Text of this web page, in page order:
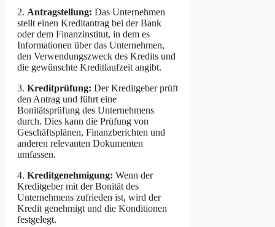
2. Antragstellung: Das Unternehmen
stellt einen Kreditantrag bei der Bank
oder dem Finanzinstitut, in dem es
Informationen über das Unternehmen,
den Verwendungszweck des Kredits und
die gewünschte Kreditlaufzeit angibt.
3. Kreditprüfung: Der Kreditgeber prüft
den Antrag und führt eine
Bonitätsprüfung des Unternehmens
durch. Dies kann die Prüfung von
Geschäftsplänen, Finanzberichten und
anderen relevanten Dokumenten
umfassen.
4. Kreditgenehmigung: Wenn der
Kreditgeber mit der Bonität des
Unternehmens zufrieden ist, wird der
Kredit genehmigt und die Konditionen
festgelegt.